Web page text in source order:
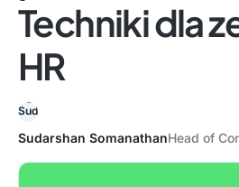
Techniki dla
HR
Sudarshan SomanathanHead of